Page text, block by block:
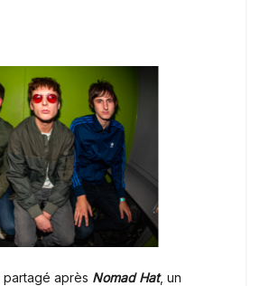
partagé après Nomad Hat, un